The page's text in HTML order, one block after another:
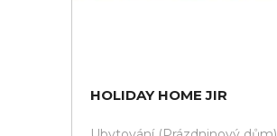
HOLIDAY HOME JIR